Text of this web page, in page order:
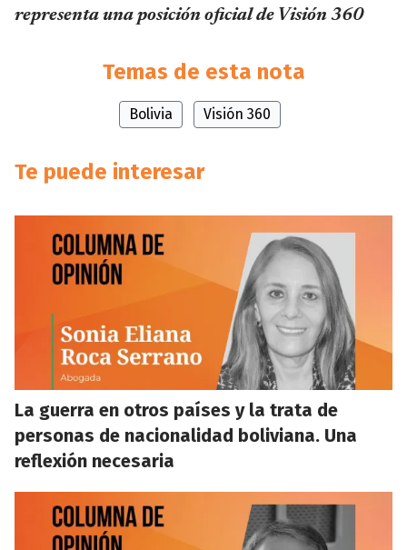
representa una posición oficial de Visión 360
Temas de esta nota
Bolivia Visión 360
Te puede interesar
La guerra en otros países y la trata de
personas de nacionalidad boliviana. Una
reflexión necesaria